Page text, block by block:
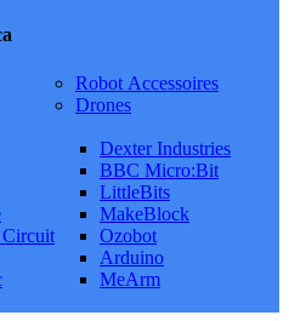
Robot Accessoires
Drones
Circuit
Dexter Industries
BBC Micro:Bit
LittleBits
MakeBlock
Ozobot
Arduino
MeArm